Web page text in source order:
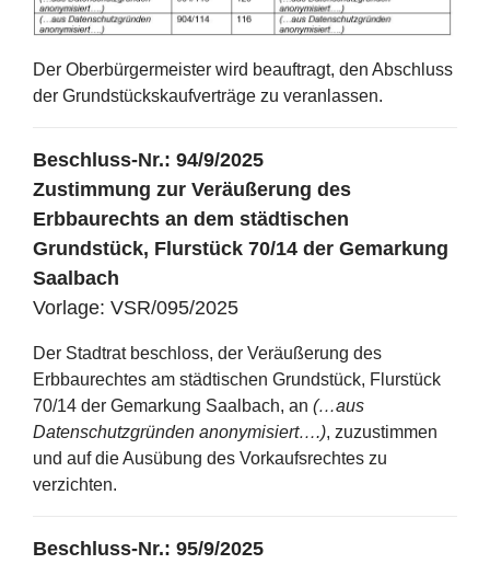
Der Oberbürgermeister wird beauftragt, den Abschluss
der Grundstückskaufverträge zu veranlassen.
Beschluss-Nr.: 94/9/2025
Zustimmung zur Veräußerung des
Erbbaurechts an dem städtischen
Grundstück, Flurstück 70/14 der Gemarkung
Saalbach
Vorlage: VSR/095/2025
Der Stadtrat beschloss, der Veräußerung des
Erbbaurechtes am städtischen Grundstück, Flurstück
70/14 der Gemarkung Saalbach, an (…aus
Datenschutzgründen anonymisiert….), zuzustimmen
und auf die Ausübung des Vorkaufsrechtes zu
verzichten.
Beschluss-Nr.: 95/9/2025